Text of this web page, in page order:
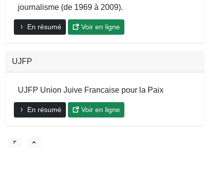
journalisme (de 1969 à 2009).
En résumé Voir en ligne
UJFP
UJFP Union Juive Francaise pour la Paix
En résumé Voir en ligne